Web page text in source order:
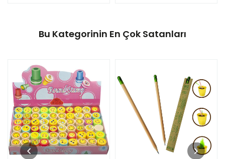
Bu Kategorinin En Çok Satanları